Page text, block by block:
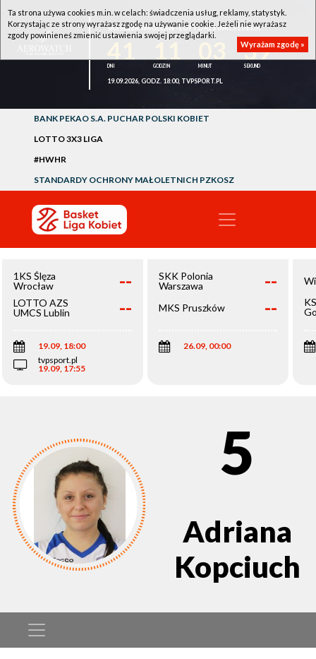
1KS ŚLĘZA WROCŁAW - LOTTO AZS UMCS LUBLIN
39
19.09.2026, GODZ. 18:00, TVPSPORT.PL
BANK PEKAO S.A. PUCHAR POLSKI KOBIET
LOTTO 3X3 LIGA
#HWHR
STANDARDY OCHRONY MAŁOLETNICH PZKOSZ
1KS Ślęza
Wrocław
--
LOTTO AZS
UMCS Lublin
--
19.09, 18:00
tvpsport.pl
19.09, 17:55
SKK Polonia
Warszawa
--
MKS Pruszków --
26.09, 00:00
5
Adriana
Kopciuch
Ta strona używa cookies m.in. w celach: świadczenia usług, reklamy, statystyk.
Korzystając ze strony wyrażasz zgodę na używanie cookie. Jeżeli nie wyrażasz
zgody powinieneś zmienić ustawienia swojej przeglądarki.
Wyrażam zgodę »